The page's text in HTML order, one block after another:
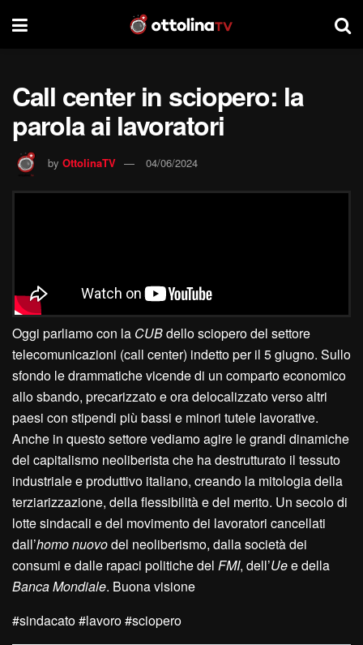
Call center in sciopero: la
parola ai lavoratori
by OttolinaTV 04/06/2024
Oggi parliamo con la CUBdello sciopero del settore
telecomunicazioni (call center) indetto per il 5 giugno. Sullo
sfondo le drammatiche vicende di un comparto economico
allo sbando, precarizzato e ora delocalizzato verso altri
paesi con stipendi più bassi e minori tutele lavorative.
Anche in questo settore vediamo agire le grandi dinamiche
del capitalismo neoliberista che ha destrutturato il tessuto
industriale e produttivo italiano, creando la mitologia della
terziarizzazione, della flessibilità e del merito. Un secolo di
lotte sindacali e del movimento dei lavoratori cancellati
dall’homo nuovodel neoliberismo, dalla società dei
consumi e dalle rapaci politiche del FMI, dell’Uee della
Banca Mondiale. Buona visione
#sindacato #lavoro #sciopero